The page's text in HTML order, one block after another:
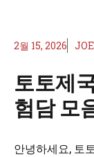
2월 15, 2026
토토제
험담 모
안녕하세요, 토